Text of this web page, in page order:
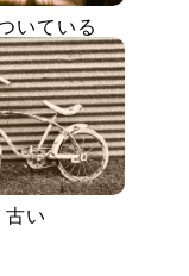
いている
古い